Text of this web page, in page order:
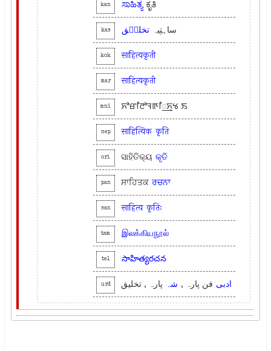
kan ಸಾಹಿತ್ಯಕೃತಿ
kas ساہتِیہ تخلیٖق
kok साहित्यकृती
mar साहित्यकृती
mni ꯈꯣꯔꯤꯂꯣꯜꯒꯤ꯭ꯈꯨꯠ ꯏ
nep साहित्यिक कृति
ori ସାହିତିକ୍ୟ କୃତି
pan ਸਾਹਿਤਕ ਰਚਨਾ
san साहित्य कृतिः
tam இலக்கியநூல்
tel సాహిత్యరచన
urd ادبی فن پارہ , شہ پارہ , تخلیق